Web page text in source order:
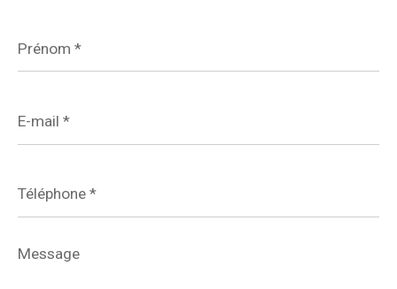
*
mail
*
*
Message
*